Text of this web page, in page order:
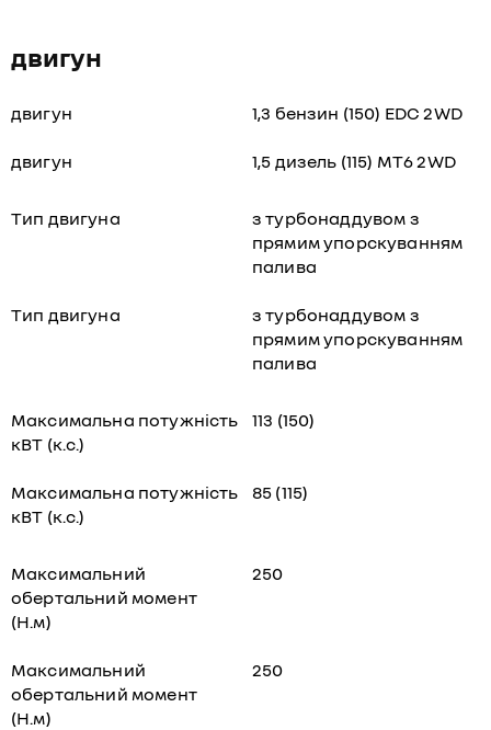
двигун
двигун 1,3 бензин (150) EDC 2WD
двигун 1,5 дизель (115) MT6 2WD
Тип двигуна
з турбонаддувом з
прямим упорскуванням
палива
Тип двигуна
з турбонаддувом з
прямим упорскуванням
палива
Максимальна потужність
кВТ (к.с.)
113 (150)
Максимальна потужність
кВТ (к.с.)
85 (115)
Максимальний
обертальний момент
(Н.м)
250
Максимальний
обертальний момент
(Н.м)
250